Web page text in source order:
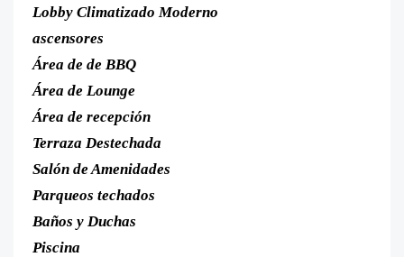
Lobby Climatizado Moderno
ascensores
Área de de BBQ
Área de Lounge
Área de recepción
Terraza Destechada
Salón de Amenidades
Parqueos techados
Baños y Duchas
Piscina